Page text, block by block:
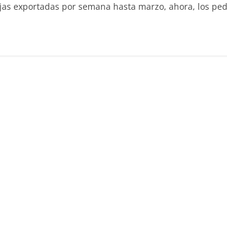
exportadas por semana hasta marzo, ahora, los